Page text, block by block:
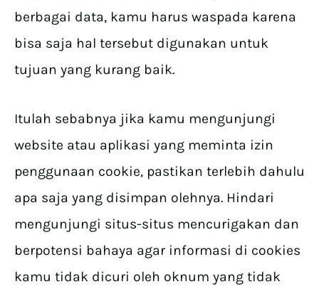
berbagai data, kamu harus waspada karena
bisa saja hal tersebut digunakan untuk
tujuan yang kurang baik.
Itulah sebabnya jika kamu mengunjungi
website atau aplikasi yang meminta izin
penggunaan cookie, pastikan terlebih dahulu
apa saja yang disimpan olehnya. Hindari
mengunjungi situs-situs mencurigakan dan
berpotensi bahaya agar informasi di cookies
kamu tidak dicuri oleh oknum yang tidak